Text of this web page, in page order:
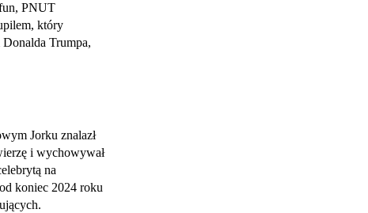
PNUT
który
Trumpa,
Jorku znalazł
i wychowywał
na
koniec 2024 roku